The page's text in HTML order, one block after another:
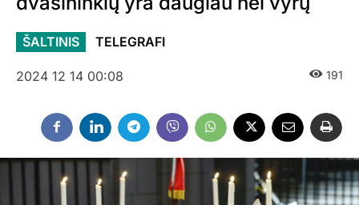
ŠALTINIS TELEGRAFI
2024 12 14 00:08 191